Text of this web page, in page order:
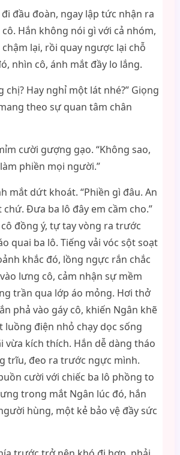
đầu đoàn, ngay lập tức nhận ra
Hắn không nói gì với cả nhóm,
lại, rồi quay ngược lại chỗ
nhìn cô, ánh mắt đầy lo lắng.
chị? Hay nghỉ một lát nhé?” Giọng
theo sự quan tâm chân
cười gượng gạo. “Không sao,
phiền mọi người.”
mắt dứt khoát. “Phiền gì đâu. An
Đưa ba lô đây em cầm cho.”
đồng ý, tự tay vòng ra trước
quai ba lô. Tiếng vải vóc sột soạt
khắc đó, lồng ngực rắn chắc
lưng cô, cảm nhận sự mềm
trần qua lớp áo mỏng. Hơi thở
phả vào gáy cô, khiến Ngân khẽ
luồng điện nhỏ chạy dọc sống
vừa kích thích. Hắn dễ dàng tháo
trĩu, đeo ra trước ngực mình.
cười với chiếc ba lô phồng to
trong mắt Ngân lúc đó, hắn
hùng, một kẻ bảo vệ đầy sức